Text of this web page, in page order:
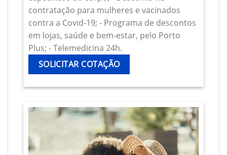
contratação para mulheres e vacinados
contra a Covid-19; - Programa de descontos
em lojas, saúde e bem-estar, pelo Porto
Plus; - Telemedicina 24h.
SOLICITAR COTAÇÃO